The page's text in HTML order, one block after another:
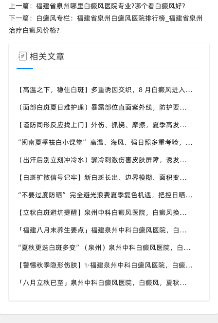
上一篇： 福建省泉州哪里白癜风医院专业?哪个看白癜风好?
下一篇： 白癜风专栏：福建省泉州白癜风医院排行榜_福建省泉州
治疗白癜风价格?
相关文章
【高温之下，稳住白斑】多重诱因交织，8 月白癜风进入波动期，福建泉州中科白癜风医院帮助患者做好全方面白斑防护
（面部白斑夏日难护理）暴露部位直面紫外线，防护要精细化，福建泉州中科白癜风医院分享面部白癜风夏日养护技巧
【谨防同形反应找上门】外伤、抓挠、摩擦，夏季高发白斑诱因，福建泉州中科白癜风医院教白癜风患者规避皮肤损伤
“闽南夏季祛白小课堂” 高温、海风、强日照多重考验，福建泉州中科白癜风医院面向本地白斑人群输出实用科普内容
（出汗后别立刻冲冷水）骤冷刺激伤害皮肤屏障，诱发白斑波动，福建泉州中科白癜风医院讲解白癜风患者洗澡注意事项
【白斑扩散信号记牢】新白斑长出、边界模糊、面积变大，盛夏出现尽快重视，福建泉州中科白癜风医院提供专业诊疗参考
“不要过度防晒” 完全避光浪费夏季复色机遇，把控日晒时长，福建泉州中科白癜风医院科普白癜风日晒科学尺度
【立秋白斑避坑提醒】泉州中科白癜风医院，白癜风换季养护，避开误区少走弯路
「福建八月末养生要点」福建泉州中科白癜风医院，白癜风，合理运动助力身体状态
“夏秋更迭白斑多变”（泉州）泉州中科白癜风医院，白癜风，早留意皮肤异常变化
【警惕秋季隐形伤肤】✨福建泉州中科白癜风医院，白癜风，秋风也会给皮肤带来刺激
「八月立秋已至」泉州中科白癜风医院，白癜风，夏秋交替做好养护，助力白斑维稳